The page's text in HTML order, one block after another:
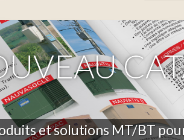
et solutions MT/BT